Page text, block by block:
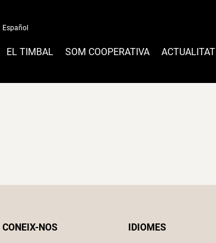
Español
EL TIMBAL SOM COOPERATIVA ACTUALITAT
CONEIX-NOS IDIOMES